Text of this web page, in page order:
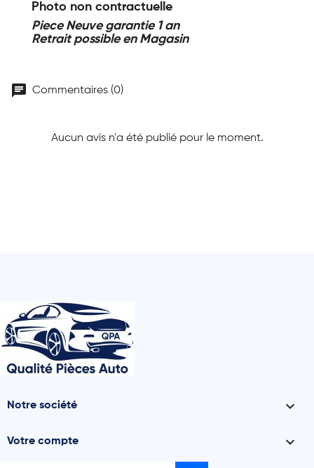
Photo non contractuelle
Piece Neuve garantie 1 an
Retrait possible en Magasin
chat Commentaires (0)
Aucun avis n'a été publié pour le moment.
Notre société 
Votre compte 